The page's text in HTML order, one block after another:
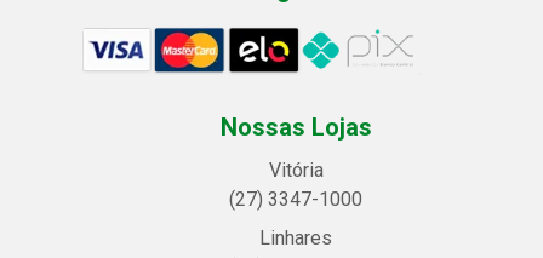
Nossas Lojas
Vitória
(27) 3347-1000
Linhares